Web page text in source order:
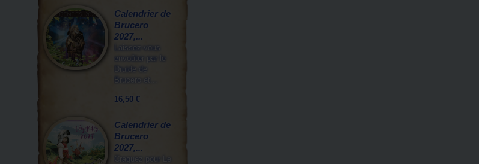
Calendrier de
Brucero
2027,...
Laissez-vous
envoûter par le
Druide de
Brucero et...
16,50 €
Calendrier de
Brucero
2027,...
Craquez pour Le